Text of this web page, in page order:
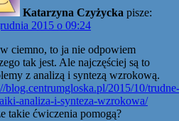
Katarzyna Czyżycka pisze:
2015 o 09:24
ciemno, to ja nie odpowiem
tak jest. Ale najczęściej są to
z analizą i syntezą wzrokową.
blog.centrumgloska.pl/2015/10/trudne-
analiza-i-synteza-wzrokowa/
takie ćwiczenia pomogą?